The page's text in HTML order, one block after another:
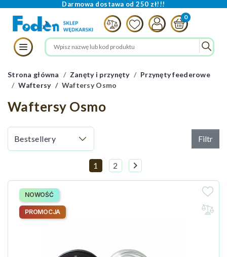
Darmowa dostawa od 250 zł!!!
Strona główna Zanęty i przynęty
Przynęty feederowe
Waftersy
Waftersy Osmo
Waftersy Osmo
Filtr
1 2
Następny

NOWOŚĆ
PROMOCJA